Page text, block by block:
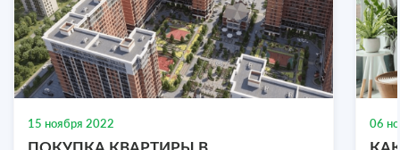
Готовый бизнес, 60 м², 1 этаж
улица Механизаторов, 51, Симферополь,
Республика Крым
Торговая площадь
15 ноября 2022 06